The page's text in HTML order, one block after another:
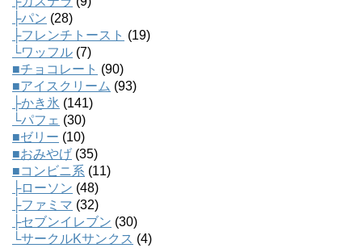
├パン (28)
├フレンチトースト (19)
└ワッフル (7)
■チョコレート (90)
■アイスクリーム (93)
├かき氷 (141)
└パフェ (30)
■ゼリー (10)
■おみやげ (35)
■コンビニ系 (11)
├ローソン (48)
├ファミマ (32)
├セブンイレブン (30)
└サークルKサンクス (4)